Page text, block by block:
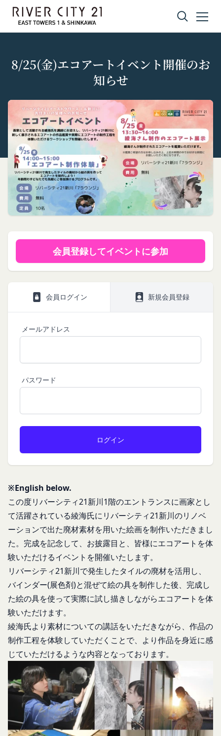
8/25(金)エコアートイベント開催のお
知らせ
会員登録してイベントに参加
会員ログイン 新規会員登録
メールアドレス
パスワード
※English below.
この度リバーシティ21新川1階のエントランスに画家とし
て活躍されている綾海氏にリバーシティ21新川のリノベ
ーションで出た廃材素材を用いた絵画を制作いただきまし
た。完成を記念して、お披露目と、皆様にエコアートを体
験いただけるイベントを開催いたします。
リバーシティ21新川で発生したタイルの廃材を活用し、
バインダー(展色剤)と混ぜて絵の具を制作した後、完成し
た絵の具を使って実際に試し描きしながらエコアートを体
験いただけます。
綾海氏より素材についての講話をいただきながら、作品の
制作工程を体験していただくことで、より作品を身近に感
じていただけるような内容となっております。
プライバシーポリシー
の保護に関する法律、その他関連する法令等を遵守
するとともに、以下の方針に沿ってお客様からお預
かりした情報を取り扱い、正確性および機密性の保
持に努めます。
本文中の用語の定義は、個人情報保護法および関連
当社が取得する情報および取得方法
お客様から直接取得する情報
当社は、お客様が当社のサービスの登録手続を行う
場合、以下の情報（以下「お客様情報」といいま
す。）をご提供いただく場合があります。
氏名、生年月日、性別、職業等プロフィールに関す
る情報
メールアドレス、電話番号、住所等連絡先に関する
情報
アカウントへのアクセス者の本人確認に必要なパス
ワード等のその他の情報
入力フォームその他当社が定める方法を通じてお客
様が入力または送信する情報
当社が各サービスにおいて取得すると定めた情報
端末情報
お客様が、端末または携帯端末上で当社のサービス
を利用する場合、当社は、端末識別子およびIPアド
レスを取得する場合があります。また、当社は、お
客様が端末に関連付けた名前、端末の種類、電話番
号、国、およびユーザー名、もしくはメールアドレ
スなど、お客様が提供することを選択したその他の
利用規約
す。）のご利用規約（以下「本規約」といいま
す。）を下記の通り定めます。
本サービスをご利用される方は、ご登録される前に
本規約を必ずお読みになり、本規約に同意いただく
必要があります。
本規約において、次の各号に掲げる用語の意義は、
当該各号に定めるところによるものとします。
「本サービス」
当社が提供するコミュニティポータルサイト及び連
携により利用できるすべてのサービスをいいます。
「契約者」
本利用規約に基づく利用契約を当社と締結している
方をいいます。
「利用者」
本利用規約に基づき、契約者が本サービスの利用を
認めた特定の法人、団体、個人の第三者をいいま
す。なお、利用者は契約者の事業のために本サービ
スを利用されているものとみなします。
「会員」
本規約の内容の全てを承認いただいた上、本サービ
ス所定の手続きに従い会員登録を申請し、当社がこ
れを承認した特定の法人、団体、個人をいいます。
「登録希望者」
本サービスの利用を希望する法人、団体、個人をい
います。
Amazonギフト券
ト券番号を贈ります。
有効期限は発行から10年です。
ギフト券を適用する方法:
ギフト券番号を入力し、
Amazonギフト券の利用方法に関しましては、Amazon の
カスタマーサポート(0120-999-373 / 24時間対応) までお
こちら
をご確認ください。